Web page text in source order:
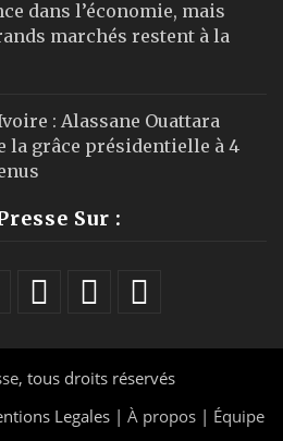
dans l’économie, mais
marchés restent à la
: Alassane Ouattara
la grâce présidentielle à 4
Sur :
, tous droits réservés
Legales | À propos | Équipe